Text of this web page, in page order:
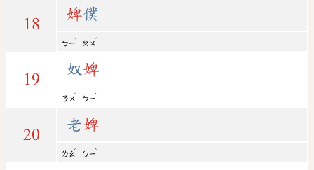
18
婢僕
ㄅㄧ
ˋ
ㄆㄨ
ˊ
19
奴婢
ㄋㄨ
ˊ
ㄅㄧ
ˋ
20
老婢
ㄌㄠ
ˇ
ㄅㄧ
ˋ